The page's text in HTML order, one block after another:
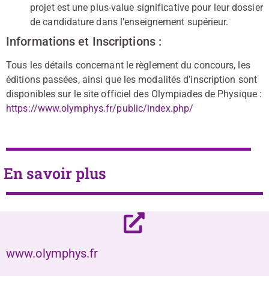
projet est une plus-value significative pour leur dossier
de candidature dans l’enseignement supérieur.
Informations et Inscriptions :
Tous les détails concernant le règlement du concours, les
éditions passées, ainsi que les modalités d’inscription sont
disponibles sur le site officiel des Olympiades de Physique :
https://www.olymphys.fr/public/index.php/
En savoir plus
www.olymphys.fr